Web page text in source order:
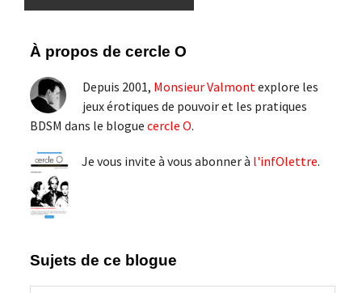
Barre
latérale
principale
À propos de cercle O
Depuis 2001, Monsieur Valmont explore les
jeux érotiques de pouvoir et les pratiques
BDSM dans le blogue cercle O.
Je vous invite à vous abonner à l'infOlettre.
Sujets de ce blogue